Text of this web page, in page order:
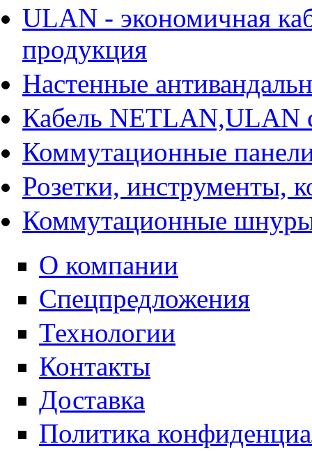
ULAN - экономичная
продукция
Настенные
Кабель NETLAN,ULAN
Коммутационные
Розетки, инструменты,
Коммутационные
О компании
Спецпредложения
Технологии
Контакты
Доставка
Политика